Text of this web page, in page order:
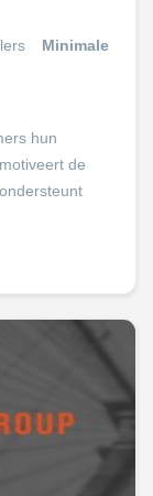
Minimale
hun
de